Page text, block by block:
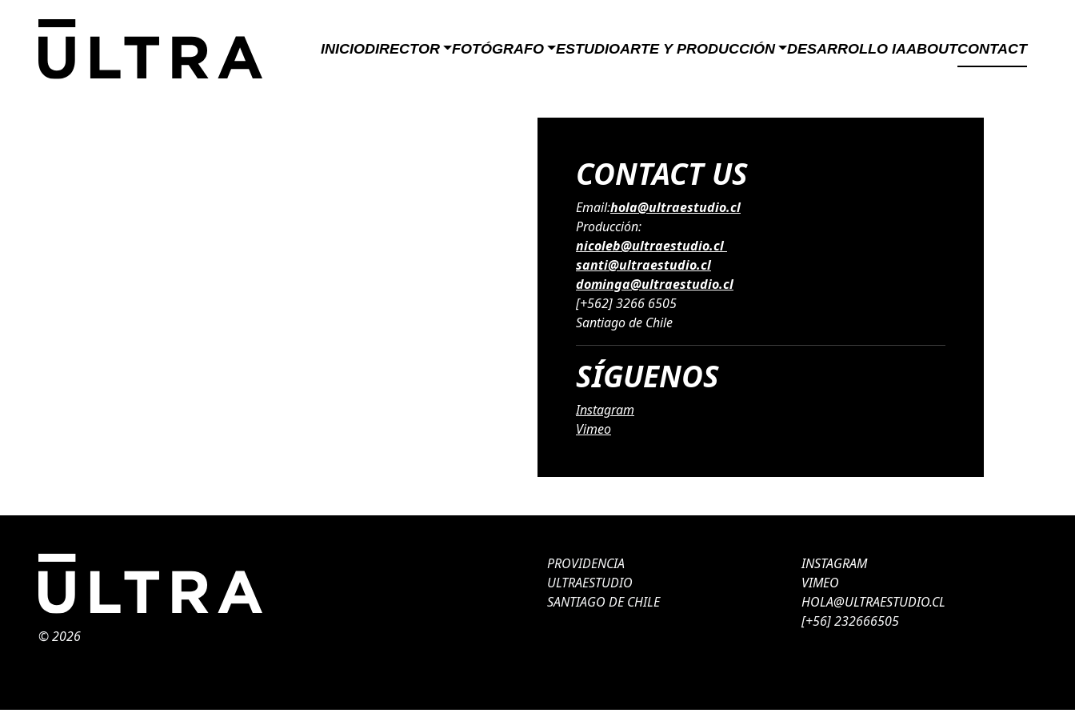
INICIODIRECTOR FOTÓGRAFO ESTUDIOARTE Y PRODUCCIÓN DESARROLLO IAABOUTCONTACT
CONTACT US
Email:hola@ultraestudio.cl
Producción:
nicoleb@ultraestudio.cl
santi@ultraestudio.cl
dominga@ultraestudio.cl
[+562] 3266 6505
Santiago de Chile
SÍGUENOS
Instagram
Vimeo
© 2026
PROVIDENCIA
ULTRAESTUDIO
SANTIAGO DE CHILE
INSTAGRAM
VIMEO
HOLA@ULTRAESTUDIO.CL
[+56] 232666505